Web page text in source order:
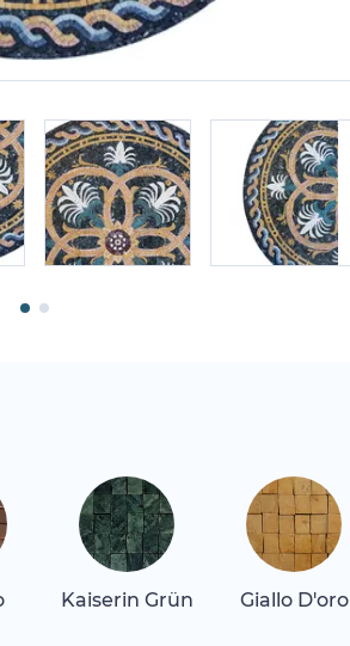
Kaiserin Grün Giallo D'oro